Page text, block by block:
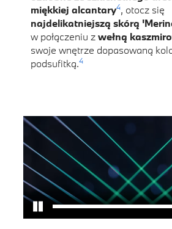
miękkiej alcantary4, otocz się
najdelikatniejszą skórą
w połączeniu zwełną
swoje wnętrze dopasowaną
podsufitką.4